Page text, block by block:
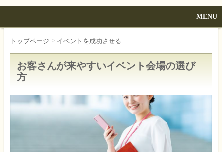
MENU
トップページ > イベントを成功させる
お客さんが来やすいイベント会場の選び
方